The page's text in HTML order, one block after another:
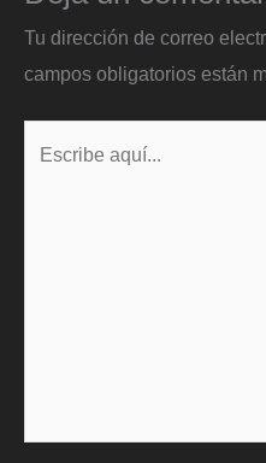
Tu dirección de correo
campos obligatorios están